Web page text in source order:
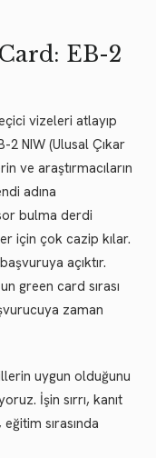
EB-2
vizeleri atlayıp
NIW (Ulusal Çıkar
ve araştırmacıların
adına
bulma derdi
için çok cazip kılar.
açıktır.
green card sırası
zaman
uygun olduğunu
İşin sırrı, kanıt
sırasında